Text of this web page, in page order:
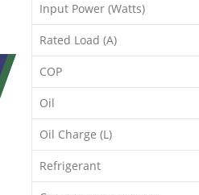
Input Power (Watts)
Rated Load (A)
COP
Oil
Oil Charge (L)
Refrigerant